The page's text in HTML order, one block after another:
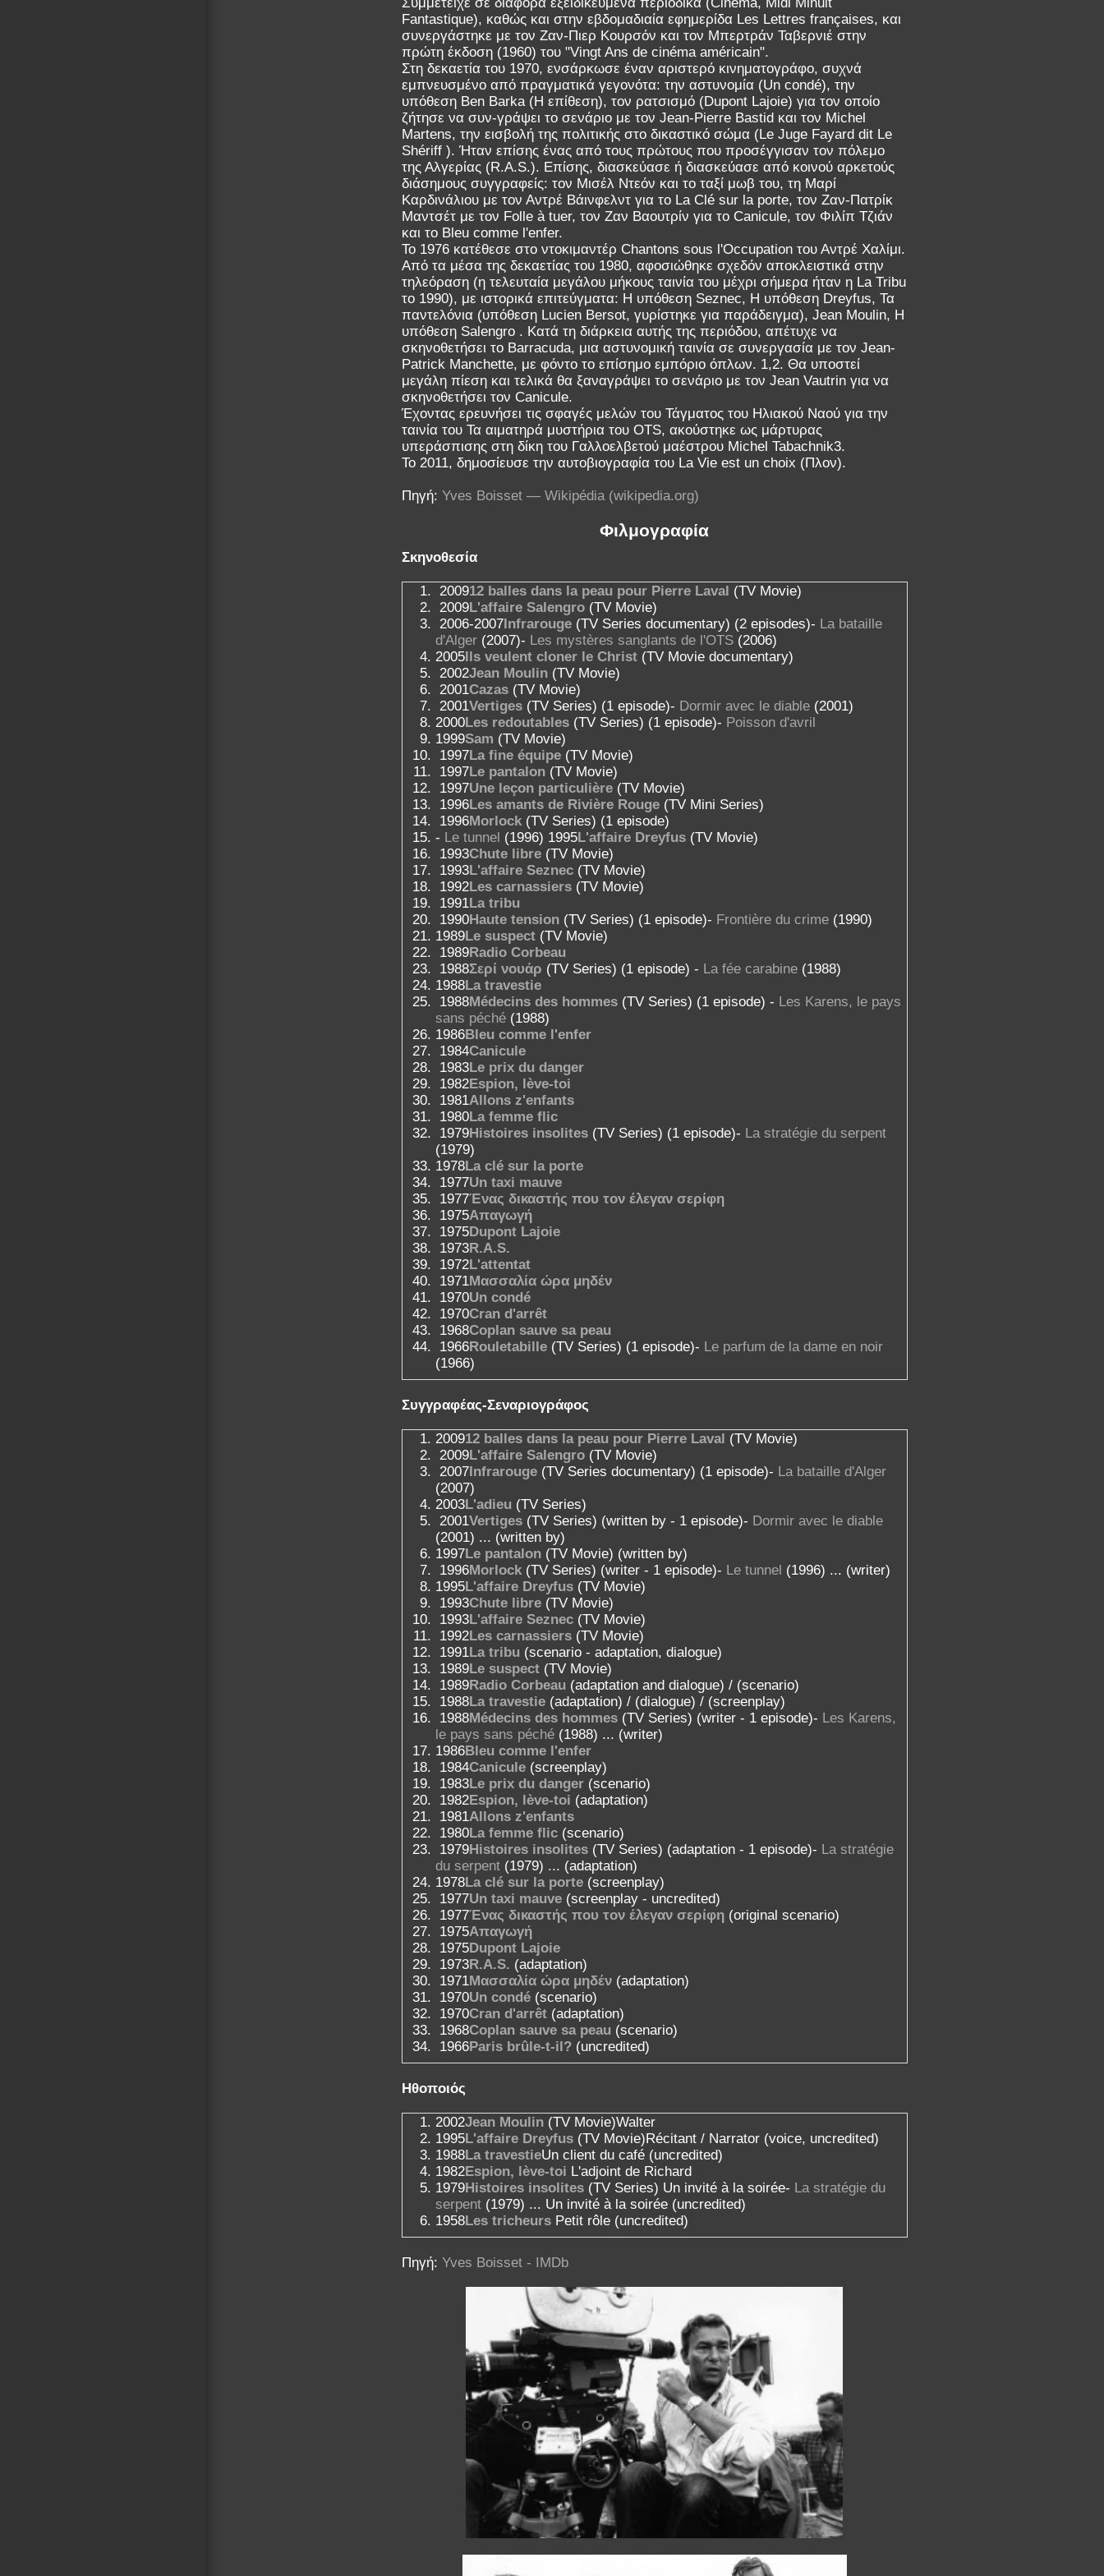
Fantastique), καθώς και στην εβδομαδιαία εφημερίδα Les Lettres françaises, και
συνεργάστηκε με τον Ζαν-Πιερ Κουρσόν και τον Μπερτράν Ταβερνιέ στην
πρώτη έκδοση (1960) του "Vingt Ans de cinéma américain".
Στη δεκαετία του 1970, ενσάρκωσε έναν αριστερό κινηματογράφο, συχνά
εμπνευσμένο από πραγματικά γεγονότα: την αστυνομία (Un condé), την
υπόθεση Ben Barka (Η επίθεση), τον ρατσισμό (Dupont Lajoie) για τον οποίο
ζήτησε να συν-γράψει το σενάριο με τον Jean-Pierre Bastid και τον Michel
Martens, την εισβολή της πολιτικής στο δικαστικό σώμα (Le Juge Fayard dit Le
Shériff ). Ήταν επίσης ένας από τους πρώτους που προσέγγισαν τον πόλεμο
της Αλγερίας (R.A.S.). Επίσης, διασκεύασε ή διασκεύασε από κοινού αρκετούς
διάσημους συγγραφείς: τον Μισέλ Ντεόν και το ταξί μωβ του, τη Μαρί
Καρδινάλιου με τον Αντρέ Βάινφελντ για το La Clé sur la porte, τον Ζαν-Πατρίκ
Μαντσέτ με τον Folle à tuer, τον Ζαν Βαουτρίν για το Canicule, τον Φιλίπ Τζιάν
και το Bleu comme l'enfer.
Το 1976 κατέθεσε στο ντοκιμαντέρ Chantons sous l'Occupation του Αντρέ Χαλίμι.
Από τα μέσα της δεκαετίας του 1980, αφοσιώθηκε σχεδόν αποκλειστικά στην
τηλεόραση (η τελευταία μεγάλου μήκους ταινία του μέχρι σήμερα ήταν η La Tribu
το 1990), με ιστορικά επιτεύγματα: Η υπόθεση Seznec, Η υπόθεση Dreyfus, Τα
παντελόνια (υπόθεση Lucien Bersot, γυρίστηκε για παράδειγμα), Jean Moulin, Η
υπόθεση Salengro . Κατά τη διάρκεια αυτής της περιόδου, απέτυχε να
σκηνοθετήσει το Barracuda, μια αστυνομική ταινία σε συνεργασία με τον Jean-
Patrick Manchette, με φόντο το επίσημο εμπόριο όπλων. 1,2. Θα υποστεί
μεγάλη πίεση και τελικά θα ξαναγράψει το σενάριο με τον Jean Vautrin για να
σκηνοθετήσει τον Canicule.
Έχοντας ερευνήσει τις σφαγές μελών του Τάγματος του Ηλιακού Ναού για την
ταινία του Τα αιματηρά μυστήρια του OTS, ακούστηκε ως μάρτυρας
υπεράσπισης στη δίκη του Γαλλοελβετού μαέστρου Michel Tabachnik3.
Το 2011, δημοσίευσε την αυτοβιογραφία του La Vie est un choix (Πλον).
Πηγή: Yves Boisset — Wikipédia (wikipedia.org)
Φιλμογραφία
Σκηνοθεσία
200912 balles dans la peau pour Pierre Laval (TV Movie)
2009L'affaire Salengro(TV Movie)
2006-2007Infrarouge(TV Series documentary) (2 episodes)- La bataille
d'Alger(2007)- Les mystères sanglants de l'OTS(2006)
2005Ils veulent cloner le Christ(TV Movie documentary)
2002Jean Moulin(TV Movie)
2001Cazas(TV Movie)
2001Vertiges(TV Series) (1 episode)- Dormir avec le diable(2001)
2000Les redoutables(TV Series) (1 episode)- Poisson d'avril
1999Sam (TV Movie)
1997La fine équipe(TV Movie)
1997Le pantalon(TV Movie)
1997Une leçon particulière(TV Movie)
1996Les amants de Rivière Rouge(TV Mini Series)
1996Morlock(TV Series) (1 episode)
- Le tunnel (1996) 1995L'affaire Dreyfus(TV Movie)
1993Chute libre(TV Movie)
1993L'affaire Seznec(TV Movie)
1992Les carnassiers(TV Movie)
1991La tribu
1990Haute tension(TV Series) (1 episode)- Frontière du crime(1990)
1989Le suspect(TV Movie)
1989Radio Corbeau
1988Σερί νουάρ (TV Series) (1 episode) - La fée carabine(1988)
1988La travestie
1988Médecins des hommes(TV Series) (1 episode) - Les Karens, le pays
sans péché(1988)
1986Bleu comme l'enfer
1984Canicule
1983Le prix du danger
1982Espion, lève-toi
1981Allons z'enfants
1980La femme flic
1979Histoires insolites(TV Series) (1 episode)- La stratégie du serpent
(1979)
1978La clé sur la porte
1977Un taxi mauve
1977Ένας δικαστής που τον έλεγαν σερίφη
1975Απαγωγή
1975Dupont Lajoie
1973R.A.S.
1972L'attentat
1971Μασσαλία ώρα μηδέν
1970Un condé
1970Cran d'arrêt
1968Coplan sauve sa peau
1966Rouletabille(TV Series) (1 episode)- Le parfum de la dame en noir
(1966)
Συγγραφέας-Σεναριογράφος
200912 balles dans la peau pour Pierre Laval (TV Movie)
2009L'affaire Salengro(TV Movie)
2007Infrarouge(TV Series documentary) (1 episode)- La bataille d'Alger
(2007)
2003L'adieu (TV Series)
2001Vertiges(TV Series) (written by - 1 episode)- Dormir avec le diable
(2001) ... (written by)
1997Le pantalon(TV Movie) (written by)
1996Morlock(TV Series) (writer - 1 episode)- Le tunnel (1996) ... (writer)
1995L'affaire Dreyfus(TV Movie)
1993Chute libre(TV Movie)
1993L'affaire Seznec(TV Movie)
1992Les carnassiers(TV Movie)
1991La tribu (scenario - adaptation, dialogue)
1989Le suspect(TV Movie)
1989Radio Corbeau (adaptation and dialogue) / (scenario)
1988La travestie(adaptation) / (dialogue) / (screenplay)
1988Médecins des hommes(TV Series) (writer - 1 episode)- Les Karens,
le pays sans péché(1988) ... (writer)
1986Bleu comme l'enfer
1984Canicule(screenplay)
1983Le prix du danger(scenario)
1982Espion, lève-toi (adaptation)
1981Allons z'enfants
1980La femme flic(scenario)
1979Histoires insolites(TV Series) (adaptation - 1 episode)- La stratégie
du serpent(1979) ... (adaptation)
1978La clé sur la porte(screenplay)
1977Un taxi mauve(screenplay - uncredited)
1977Ένας δικαστής που τον έλεγαν σερίφη(original scenario)
1975Απαγωγή
1975Dupont Lajoie
1973R.A.S. (adaptation)
1971Μασσαλία ώρα μηδέν(adaptation)
1970Un condé(scenario)
1970Cran d'arrêt(adaptation)
1968Coplan sauve sa peau (scenario)
1966Paris brûle-t-il?(uncredited)
Ηθοποιός
2002Jean Moulin(TV Movie)Walter
1995L'affaire Dreyfus(TV Movie)Récitant / Narrator (voice, uncredited)
1988La travestieUn client du café (uncredited)
1982Espion, lève-toi L'adjoint de Richard
1979Histoires insolites(TV Series) Un invité à la soirée- La stratégie du
serpent(1979) ... Un invité à la soirée (uncredited)
1958Les tricheurs Petit rôle (uncredited)
Πηγή: Yves Boisset - IMDb